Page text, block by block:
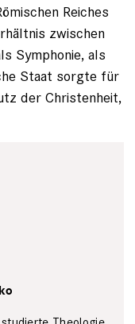
Reiches
zwischen
Symphonie, als
Staat sorgte für
der Christenheit,